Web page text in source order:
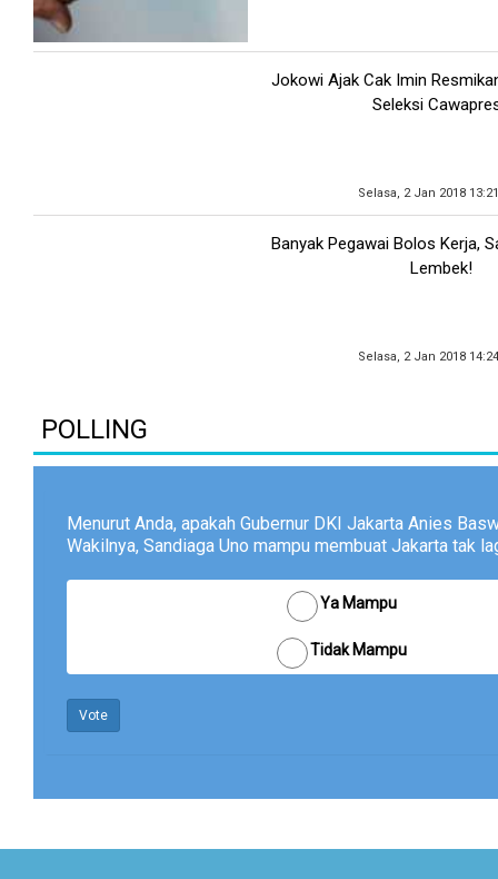
Jokowi Ajak Cak Imin
Seleksi
Selasa, 2 Jan 2018
Banyak Pegawai Bolos Kerja,
Lembek!
Selasa, 2 Jan 2018
POLLING
Menurut Anda, apakah Gubernur DKI Jakarta Anies
Wakilnya, Sandiaga Uno mampu membuat Jakarta tak
Ya Mampu
Tidak Mampu
Vote